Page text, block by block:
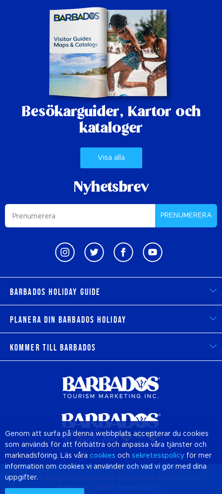
Besökarguider, Kartor och
kataloger
Visa alla
Nyhetsbrev
PRENUMERERA
Barbados Holiday Guide
Planera din Barbados Holiday
Kommer till Barbados
© 2026 Officiell webbplats för Destination
Barbados Tourism Marketing, Inc.
Genom att surfa på denna webbplats accepterar du cookies
som används för att förbättra och anpassa våra tjänster och
marknadsföring. Läs våra cookies och sekretesspolicy för mer
information om cookies vi använder och vad vi gör med dina
uppgifter.